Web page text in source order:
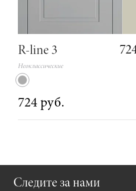
R-line 3
Неоклассические
724 руб.
Следите за нами